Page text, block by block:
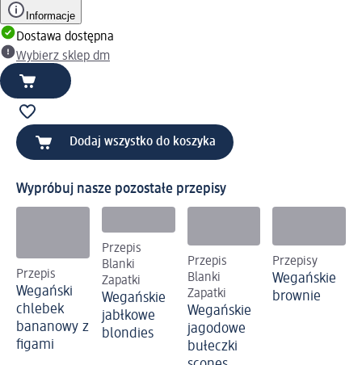
Informacje
Dostawa dostępna
Wybierz sklep dm
Dodaj wszystko do koszyka
Wypróbuj nasze pozostałe przepisy
Przepis
Wegański
chlebek
bananowy z
figami
Przepis
Blanki
Zapatki
Wegańskie
jabłkowe
blondies
Przepis
Blanki
Zapatki
Wegańskie
jagodowe
bułeczki
Przepisy
Wegańskie
brownie